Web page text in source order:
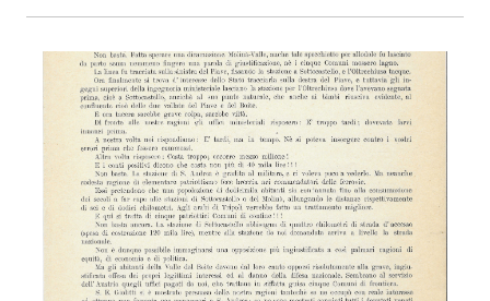
Ferrovia - S. Andrea